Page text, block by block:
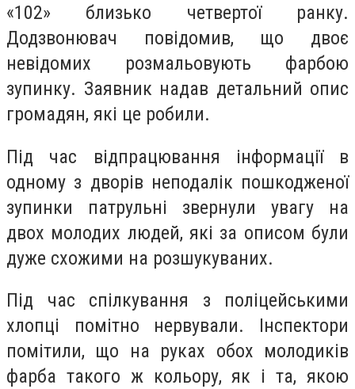
«102» близько четвертої ранку.
Додзвонювач повідомив, що двоє
невідомих розмальовують фарбою
зупинку. Заявник надав детальний опис
громадян, які це робили.
Під час відпрацювання інформації в
одному з дворів неподалік пошкодженої
зупинки патрульні звернули увагу на
двох молодих людей, які за описом були
дуже схожими на розшукуваних.
Під час спілкування з поліцейськими
хлопці помітно нервували. Інспектори
помітили, що на руках обох молодиків
фарба такого ж кольору, як і та, якою